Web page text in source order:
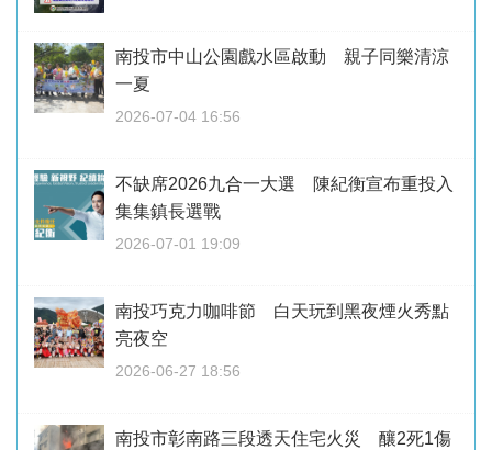
南投市中山公園戲水區啟動 親子同樂清涼
一夏
2026-07-04 16:56
不缺席2026九合一大選 陳紀衡宣布重投入
集集鎮長選戰
2026-07-01 19:09
南投巧克力咖啡節 白天玩到黑夜煙火秀點
亮夜空
2026-06-27 18:56
南投市彰南路三段透天住宅火災 釀2死1傷